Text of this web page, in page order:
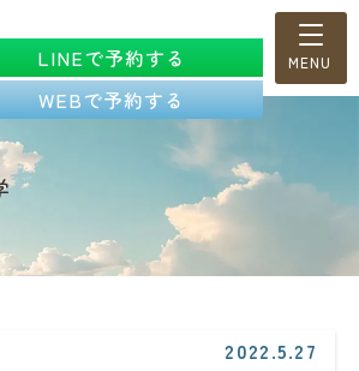
LINEで予約する
WEBで予約する
2022.5.27